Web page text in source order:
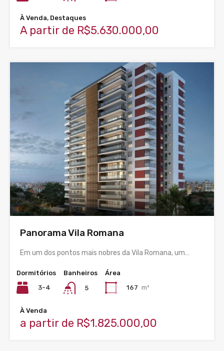
À Venda, Destaques
A partir de R$5.630.000,00
Panorama Vila Romana
Em um dos pontos mais nobres da Vila Romana, um…
Dormitórios
3-4
Banheiros
5
Área
167 m²
À Venda
a partir de R$1.825.000,00